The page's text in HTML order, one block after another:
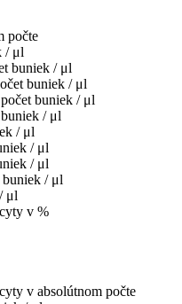
počte
/ μl
buniek / μl
buniek / μl
buniek / μl
/ μl
/ μl
/ μl
/ μl
/ μl
μl
v %
v absolútnom počte